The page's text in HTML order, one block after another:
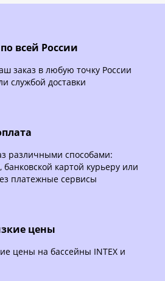
всей России
заказ в любую точку России
службой доставки
различными способами:
картой курьеру или
платежные сервисы
цены
цены на бассейны INTEX и